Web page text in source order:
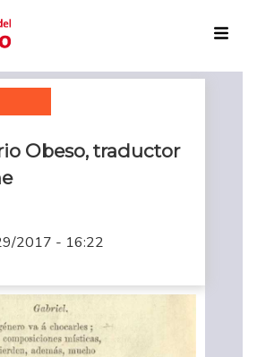
Obeso, traductor
2017 - 16:22